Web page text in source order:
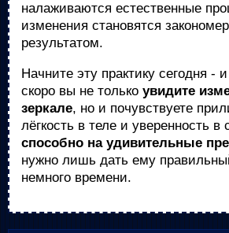
налаживаются естественные
изменения становятся
результатом.
Начните эту практику сегодня -
скоро вы не только увидите
зеркале, но и почувствуете
лёгкость в теле и уверенность в
способно на удивительные
нужно лишь дать ему
немного времени.